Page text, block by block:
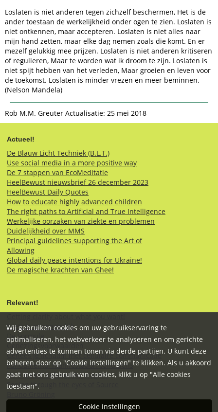
Loslaten is niet anderen tegen zichzelf beschermen, Het is de
ander toestaan de werkelijkheid onder ogen te zien. Loslaten is
niet ontkennen, maar accepteren. Loslaten is niet alles naar
mijn hand zetten, maar elke dag nemen zoals die komt. En er
mezelf gelukkig mee prijzen. Loslaten is niet anderen kritiseren
of regulieren, Maar te worden wat ik droom te zijn. Loslaten is
niet spijt hebben van het verleden, Maar groeien en leven voor
de toekomst. Loslaten is minder vrezen en meer beminnen.
(Nelson Mandela)
Rob M.M. Greuter Actualisatie: 25 mei 2018
Actueel!
De Blauw Licht Techniek (B.L.T.)
Use social media in a more positive way
De 7 stappen van EcoMeditatie
HeelBewust nieuwsbrief 26 december 2023
HeelBewust Daily Quotes
How to educate highly advanced children
The right paths to Artificial and True Intelligence
Werkelijke oorzaken van ziekte en problemen
Duidelijkheid over MMS
Principal guidelines supporting the Art of
Allowing
Global daily peace intentions for Ukraine!
De magische krachten van Ghee!
Relevant!
Niets is ongeneeslijk
De Formule
Genezingsvoorwaarden
Genees je lichaam met cellulaire communicatie
Fundamental manifestation conditions
De 3 meest belangrijke vragen!
Seeing through the eyes of Source
Wij gebruiken cookies om uw gebruikservaring te
optimaliseren, het webverkeer te analyseren en om gerichte
advertenties te kunnen tonen via derde partijen. U kunt deze
beheren door op "Cookie instellingen" te klikken. Als u akkoord
gaat met ons gebruik van cookies, klikt u op "Alle cookies
toestaan".
Cookie instellingen